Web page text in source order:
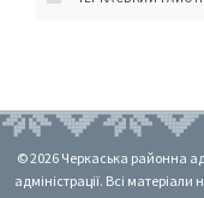
© 2026 Черкаська районна
адміністрації. Всі